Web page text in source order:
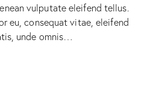
vulputate eleifend tellus.
eu, consequat vitae, eleifend
unde omnis…